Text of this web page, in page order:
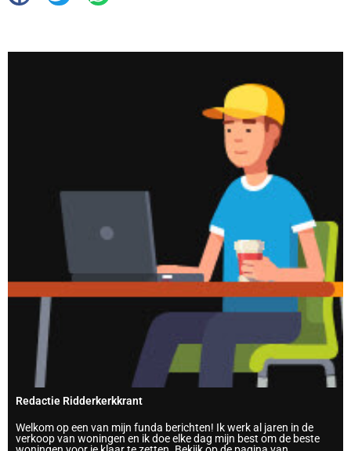
Redactie Ridderkerkkrant
Welkom op een van mijn funda berichten! Ik werk al jaren in de
verkoop van woningen en ik doe elke dag mijn best om de beste